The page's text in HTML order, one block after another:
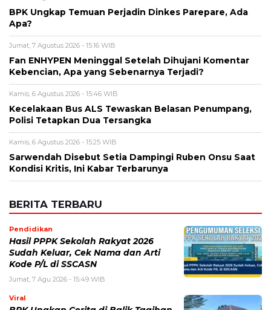
Alamat email tidak akan dipublikasikan. Kolom wajib ditandai *.
Komentar
Nama*
Simpan nama, email, dan situs web saya pada peramban ini
untuk komentar saya berikutnya.